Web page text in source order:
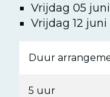
Vrijdag 05
Vrijdag 12
Duur
5 uur